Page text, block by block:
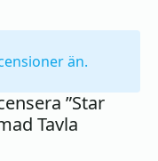
än.
”Star
Tavla